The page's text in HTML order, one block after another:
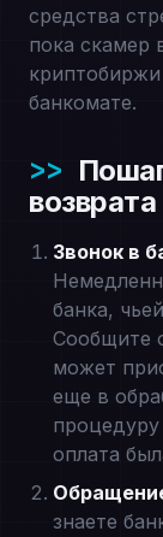
средства
пока скамер
банкомате.
Звонок в
банка,
Сообщите
может
еще в
процедуру
оплата
знаете